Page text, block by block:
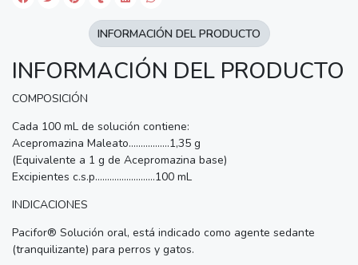
INFORMACIÓN DEL PRODUCTO
COMPOSICIÓN
Cada 100 mL de solución contiene:
Acepromazina Maleato.................1,35 g
(Equivalente a 1 g de Acepromazina base)
Excipientes c.s.p…......................100 mL
INDICACIONES
Pacifor® Solución oral, está indicado como agente sedante
(tranquilizante) para perros y gatos.
INFORMACIÓN DEL PRODUCTO